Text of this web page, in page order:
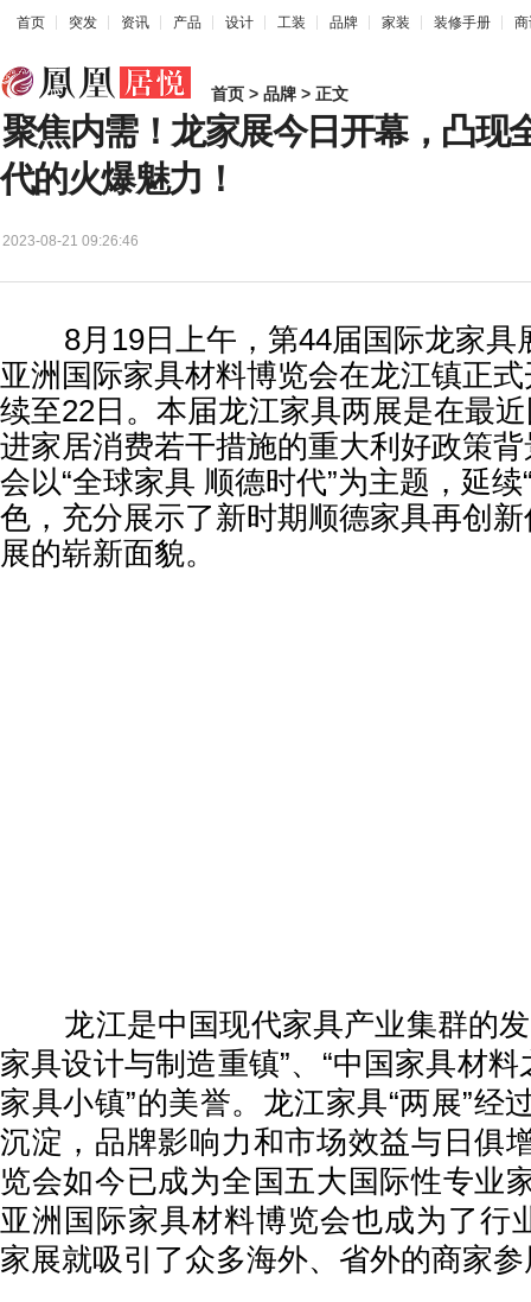
首页 突发 资讯 产品 设计 工装 品牌 家装 装修手册
首页 > 品牌 > 正文
聚焦内需！龙家展今日开幕，凸现
代的火爆魅力！
2023-08-21 09:26:46
8月19日上午，第44届国际龙家具
亚洲国际家具材料博览会在龙江镇正
续至22日。本届龙江家具两展是在最
进家居消费若干措施的重大利好政策
会以“全球家具 顺德时代”为主题，延续
色，充分展示了新时期顺德家具再创
展的崭新面貌。
龙江是中国现代家具产业集群的发
家具设计与制造重镇”、“中国家具材料
家具小镇”的美誉。龙江家具“两展”经
沉淀，品牌影响力和市场效益与日俱
览会如今已成为全国五大国际性专业
亚洲国际家具材料博览会也成为了行
家展就吸引了众多海外、省外的商家